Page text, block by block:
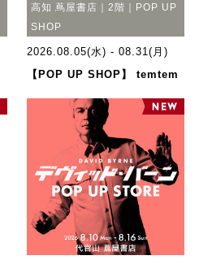
高知 蔦屋書店｜2階｜POP UP
SHOP
2026.08.05(水) - 08.31(月)
【POP UP SHOP】 temtem